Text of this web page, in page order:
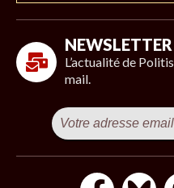
L’actualité de
mail.